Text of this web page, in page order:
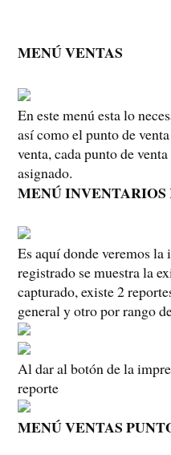
MENÚ VENTAS
En este menú esta lo
así como el punto de
venta, cada punto de
asignado.
MENÚ INVENTARIOS
Es aquí donde veremos la
registrado se muestra la
capturado, existe 2
general y otro por rango
Al dar al botón de la
reporte
MENÚ VENTAS